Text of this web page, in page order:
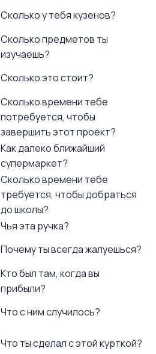
Сколько у тебя кузенов?
Сколько предметов ты
изучаешь?
Сколько это стоит?
Сколько времени тебе
потребуется, чтобы
завершить этот проект?
Как далеко ближайший
супермаркет?
Сколько времени тебе
требуется, чтобы добраться
до школы?
Чья эта ручка?
Почему ты всегда жалуешься?
Кто был там, когда вы
прибыли?
Что с ним случилось?
Что ты сделал с этой курткой?